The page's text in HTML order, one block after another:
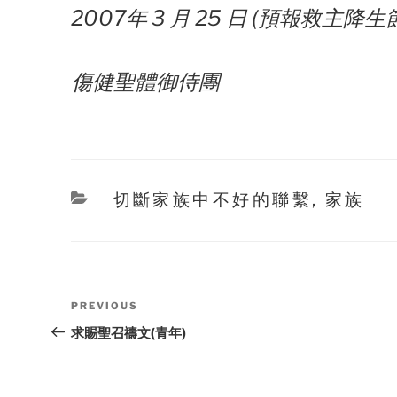
2007年 3 月 25 日 (預報救主降生
傷健聖體御侍團
Categories
切斷家族中不好的聯繫 , 家族
Post
navigation
Previous
Post
PREVIOUS
求賜聖召禱文(青年)